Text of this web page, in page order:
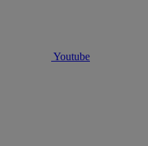
Youtube